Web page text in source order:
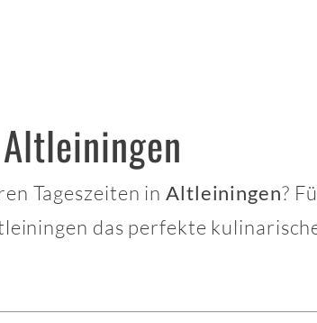
Tageszeiten inAltleiningen?
das perfekte